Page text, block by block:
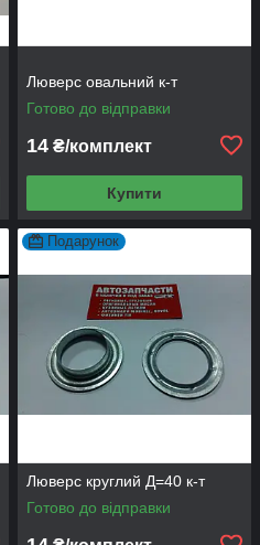
Люверс овальний к-т
Готово до відправки
14 ₴/комплект
Купити
Подарунок
Люверс круглий Д=40 к-т
Готово до відправки